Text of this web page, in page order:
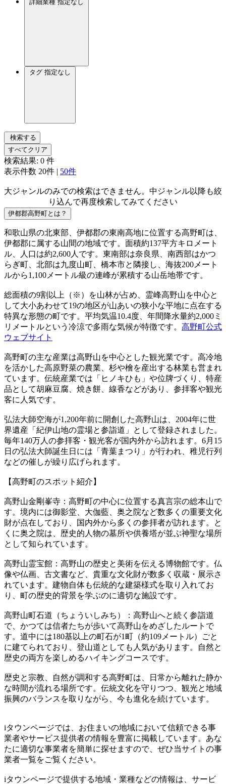
詳細業種 指定なし
タグ 指定なし
検索する
すべてクリア
検索結果: 0 件
表示件数 20件 | 50件
大ジャンルのみでの検索はできません。中ジャンル以降も絞
り込んで再度検索してみてください
伊都郡高野町とは？
和歌山県の北東部、伊都郡の東南高地に位置する高野町は、
伊都郡に属する山間の地域です。面積約137平方キロメート
ル、人口は約2,600人です。東南部は奈良県、南西部はかつ
らぎ町、北部は九度山町、橋本市と隣接し、海抜200メート
ルから1,100メートル級の連峰が累積する山岳地帯です。
総面積の9割以上（※）を山林が占め、霊峰高野山を中心と
して大小あわせて19の地区が山あいの狭小な平地に点在する
特異な形態の町です。平均気温10.4度、年間降水量約2,000ミ
リメートルという冷涼で多雨な気候が特徴です。 高野町公式
ウェブサイト
高野町の主な産業は高野山を中心とした観光業です。高冷地
を活かした高原野菜の農業、杉や檜を産出する林業も営まれ
ています。伝統産業では「ヒノキひも」や位牌づくり、特産
品として胡麻豆腐、焼き餅、線香などがあり、参拝客や観光
客に人気です。
弘法大師空海が1,200年前に開創した高野山は、2004年に世
界遺産「紀伊山地の霊場と参詣道」として登録されました。
毎年140万人の参拝客・観光客が国内外から訪れます。6月15
日の弘法大師誕生日には「青葉まつり」が行われ、稚児行列
などの催しが繰り広げられます。
【高野町のスポット紹介】
高野山金剛峯寺：高野町の中心に位置する真言宗の総本山で
す。境内には御影堂、大伽藍、奥之院など数多くの重要文化
財が点在しており、国内外から多くの参拝者が訪れます。と
くに奥之院は、歴史的人物の墓所や供養塔が並ぶ神聖な場所
として知られています。
高野山霊宝館：高野山の歴史と美術を伝える博物館です。仏
像や仏画、古文書など、貴重な文化財が数多く収蔵・展示さ
れています。建物自体も伝統的な建築様式を取り入れてお
り、町の歴史的背景を学ぶのに適切な施設です。
高野山町石道（ちょういしみち）：高野山へと続く参詣道
で、かつては信者たちが歩いて高野山をめざしたルートで
す。道中には180基以上の町石が1町（約109メートル）ごと
に建てられており、登山道としても人気があります。自然と
歴史の両方を楽しめるハイキングコースです。
歴史と宗教、自然が調和する高野町は、日常から離れた静か
な時間が流れる場所です。伝統文化を守りつつ、観光と地域
振興のバランスを取りながら、今も進化を続けています。
iタウンページでは、お住まいの地域において信頼できる事
業者やサービス提供者の情報を豊富に掲載しています。あな
たに適切な事業者を簡単に探せますので、ぜひ当サイトの事
業者一覧をご覧ください。
iタウンページで提供する地域・業種などの情報は、サービ